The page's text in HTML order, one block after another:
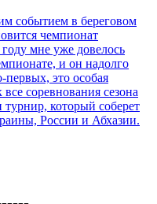
событием в береговом
чемпионат
мне уже довелось
и он надолго
это особая
соревнования сезона
турнир, который соберет
России и Абхазии.